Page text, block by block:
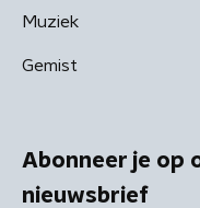
Muziek
Gemist
Abonneer je op
nieuwsbrief